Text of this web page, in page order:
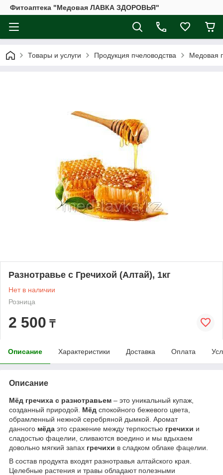
Фитоаптека "Медовая ЛАВКА ЗДОРОВЬЯ"
Товары и услуги Продукция пчеловодства Медовая
Разнотравье с Гречихой (Алтай), 1кг
Нет в наличии
Розница
2 500 ₸
Описание Характеристики Доставка Оплата
Описание
Мёд гречиха с разнотравьем – это уникальный купаж,
созданный природой. Мёд спокойного бежевого цвета,
обрамленный нежной серебряной дымкой. Аромат
данного мёда это сражение между терпкостью гречихи и
сладостью фацелии, сливаются воедино и мы вдыхаем
довольно мягкий запах гречихи в сладком облаке фацелии.
В состав продукта входят разнотравья алтайского края.
Целебные растения и травы обладают полезными